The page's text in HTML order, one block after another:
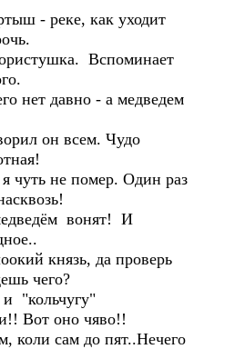
- реке, как уходит
Вспоминает
нет давно - а медведем
он всем. Чудо
чуть не помер. Один раз
вонят! И
князь, да проверь
чего?
"кольчугу"
Вот оно чяво!!
коли сам до пят..Нечего